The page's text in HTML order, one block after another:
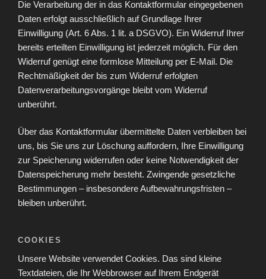
Die Verarbeitung der in das Kontaktformular eingegebenen
Daten erfolgt ausschließlich auf Grundlage Ihrer
Einwilligung (Art. 6 Abs. 1 lit. a DSGVO). Ein Widerruf Ihrer
bereits erteilten Einwilligung ist jederzeit möglich. Für den
Widerruf genügt eine formlose Mitteilung per E-Mail. Die
Rechtmäßigkeit der bis zum Widerruf erfolgten
Datenverarbeitungsvorgänge bleibt vom Widerruf
unberührt.
Über das Kontaktformular übermittelte Daten verbleiben bei
uns, bis Sie uns zur Löschung auffordern, Ihre Einwilligung
zur Speicherung widerrufen oder keine Notwendigkeit der
Datenspeicherung mehr besteht. Zwingende gesetzliche
Bestimmungen – insbesondere Aufbewahrungsfristen –
bleiben unberührt.
COOKIES
Unsere Website verwendet Cookies. Das sind kleine
Textdateien, die Ihr Webbrowser auf Ihrem Endgerät